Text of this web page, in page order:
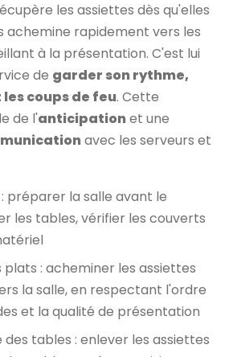
les assiettes dès qu'elles
achemine rapidement vers les
à la présentation. C'est lui
de garder son rythme,
coups de feu. Cette
de l'anticipationet une
avec les serveurs et
préparer la salle avant le
les tables, vérifier les couverts
: acheminer les assiettes
la salle, en respectant l'ordre
et la qualité de présentation
tables : enlever les assiettes